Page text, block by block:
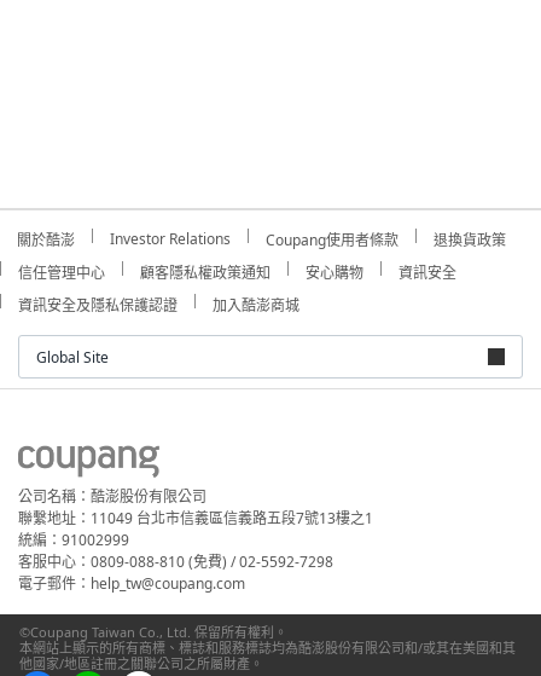
關於酷澎 Investor Relations Coupang使用者條款
退換貨政策
信任管理中心
顧客隱私權政策通知 安心購物
資訊安全
資訊安全及隱私保護認證
加入酷澎商城
Global Site
公司名稱：酷澎股份有限公司
聯繫地址：11049 台北市信義區信義路五段7號13樓之1
統編：91002999
客服中心：0809-088-810 (免費) / 02-5592-7298
電子郵件：help_tw@coupang.com
©Coupang Taiwan Co., Ltd. 保留所有權利。
本網站上顯示的所有商標、標誌和服務標誌均為酷澎股份有限公司和/或其在美國和其
他國家/地區註冊之關聯公司之所屬財產。